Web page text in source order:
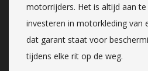
motorrijders. Het is altijd aan
investeren in motorkleding van
dat garant staat voor
tijdens elke rit op de weg.